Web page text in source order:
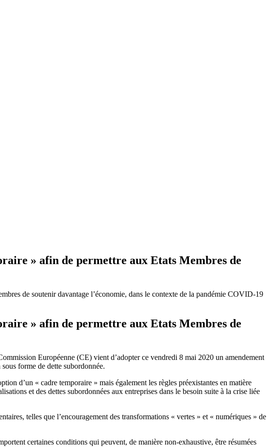
» afin de permettre aux Etats Membres de
de soutenir davantage l’économie, dans le contexte de la pandémie COVID-19
» afin de permettre aux Etats Membres de
Européenne (CE) vient d’adopter ce vendredi 8 mai 2020 un amendement
forme de dette subordonnée.
d’un « cadre temporaire » mais également les règles préexistantes en matière
et des dettes subordonnées aux entreprises dans le besoin suite à la crise liée
telles que l’encouragement des transformations « vertes » et « numériques » de
certaines conditions qui peuvent, de manière non-exhaustive, être résumées